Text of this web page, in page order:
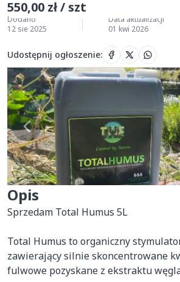
550,00 zł / szt
Dodano
12 sie 2025
Data aktualizacji
01 kwi 2026
Udostępnij ogłoszenie:
Opis
Sprzedam Total Humus 5L
Total Humus to organiczny
zawierający silnie skoncentrowane
fulwowe pozyskane z ekstraktu